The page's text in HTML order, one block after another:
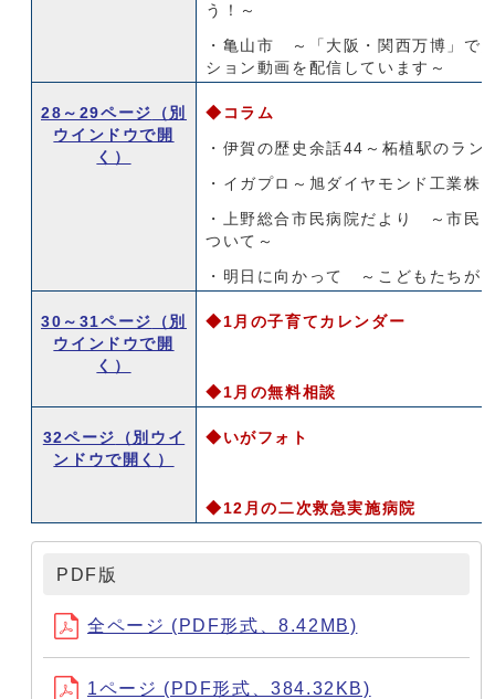
う！～
・亀山市 ～「大阪・関西万博」で
ション動画を配信しています～
28～29ページ
（別
ウインドウで開
く）
◆コラム
・伊賀の歴史余話44～柘植駅のラン
・イガプロ～旭ダイヤモンド工業株
・上野総合市民病院だより ～市民
ついて～
・明日に向かって ～こどもたちが
30～31ページ
（別
ウインドウで開
く）
◆1月の子育てカレンダー
◆1月の無料相談
32ページ
（別ウイ
ンドウで開く）
◆いがフォト
◆12月の二次救急実施病院
PDF版
全ページ (PDF形式、8.42MB)
1ページ (PDF形式、384.32KB)